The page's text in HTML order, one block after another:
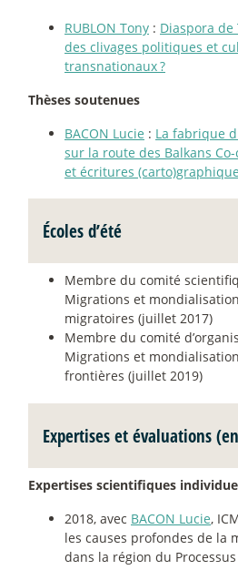
RUBLON Tony : Diaspora
des clivages politiques et
transnationaux?
Thèses soutenues
BACON Lucie : La fabrique
sur la route des Balkans
et écritures
Écoles d’été
­Membre du comité
Migrations et
migratoires (juillet 2017)
­Membre du comité
Migrations et
frontières (juillet 2019)
Expertises et évaluations
Expertises scientifiques
­2018, avec BACON Lucie,
les causes profondes de la
dans la région du